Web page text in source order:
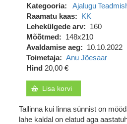
Kategooria
Ajalugu
Raamatu kaas
KK
Lehekülgede arv
160
Mõõtmed
148x210
Avaldamise aeg
10.10.2022
Toimetaja
Anu Jõesaar
Hind 20,00 €
Lisa korvi
Tallinna kui linna sünnist on
lahe kaldal on elatud aga